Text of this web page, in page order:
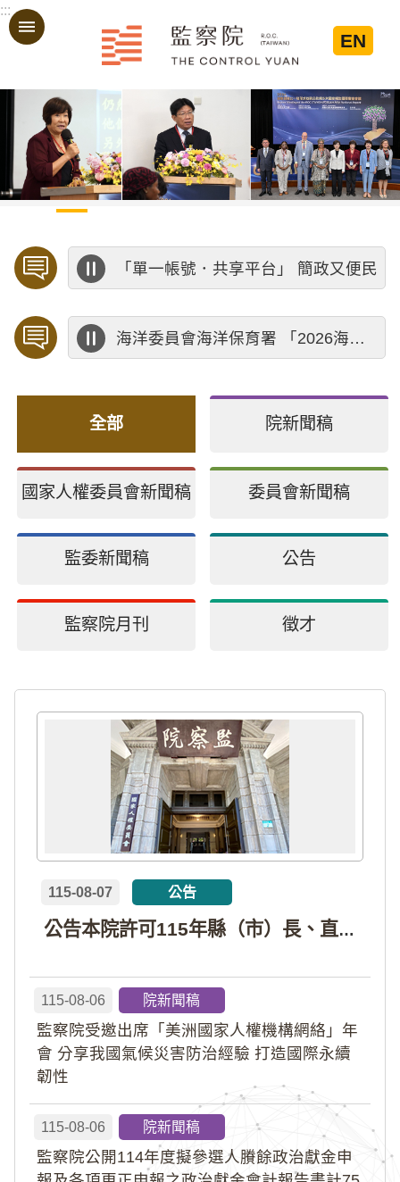
跳到主要內容區塊
:::
EN
歡迎預約「臨櫃陳情」，陳情受理中心將優先排定人員與您接談，釐清案情爭點後收案處理，以節省您的寶貴時間。
公務人員應廉潔自持、利益迴避、依法公正執行公務～考試院公務人員保障暨培訓委員會～
全部 院新聞稿
國家人權委員會新聞稿 委員會新聞稿
監委新聞稿 公告
監察院月刊 徵才
公告本院許可115年縣（市）長、直轄市議員、縣（市）議員擬參選人開立政治獻金專戶共計4戶。各專戶得收受政治獻金期間為自專戶許可設立日起至115年11月27日止，專戶名冊詳如附件。
115-08-07 公告
115-08-06 院新聞稿
監察院受邀出席「美洲國家人權機構網絡」年
會 分享我國氣候災害防治經驗 打造國際永續
韌性
115-08-06 院新聞稿
監察院公開114年度擬參選人賸餘政治獻金申